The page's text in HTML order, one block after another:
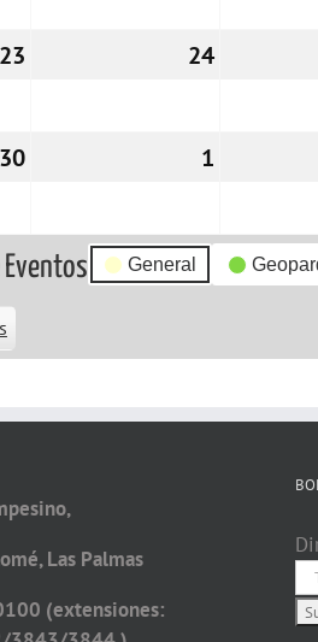
23 2424/11/
3030/11/2026 1
General
Las Palmas
(extensiones: